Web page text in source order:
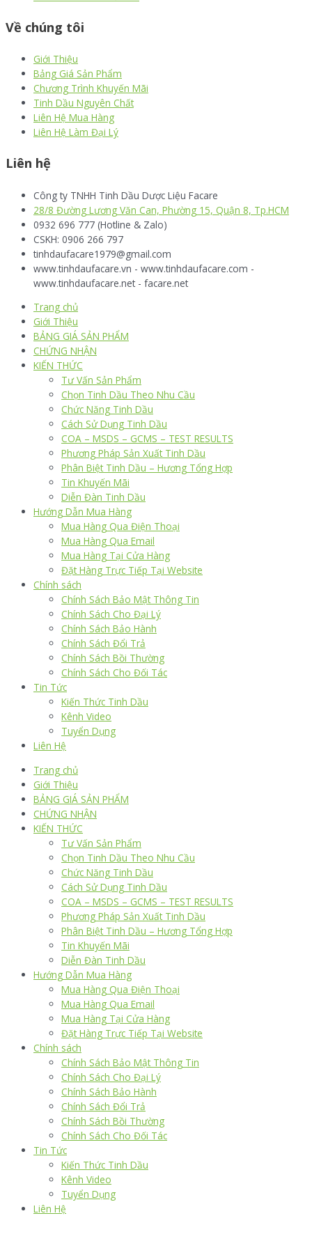
Về chúng tôi
Giới Thiệu
Bảng Giá Sản Phẩm
Chương Trình Khuyến Mãi
Tinh Dầu Nguyên Chất
Liên Hệ Mua Hàng
Liên Hệ Làm Đại Lý
Liên hệ
Công ty TNHH Tinh Dầu Dược Liệu Facare
28/8 Đường Lương Văn Can, Phường 15, Quận 8, Tp.HCM
0932 696 777 (Hotline & Zalo)
CSKH: 0906 266 797
tinhdaufacare1979@gmail.com
www.tinhdaufacare.vn - www.tinhdaufacare.com -
www.tinhdaufacare.net - facare.net
Trang chủ
Giới Thiệu
BẢNG GIÁ SẢN PHẨM
CHỨNG NHẬN
KIẾN THỨC
Tư Vấn Sản Phẩm
Chọn Tinh Dầu Theo Nhu Cầu
Chức Năng Tinh Dầu
Cách Sử Dụng Tinh Dầu
COA – MSDS – GCMS – TEST RESULTS
Phương Pháp Sản Xuất Tinh Dầu
Phân Biệt Tinh Dầu – Hương Tổng Hợp
Tin Khuyến Mãi
Diễn Đàn Tinh Dầu
Hướng Dẫn Mua Hàng
Mua Hàng Qua Điện Thoại
Mua Hàng Qua Email
Mua Hàng Tại Cửa Hàng
Đặt Hàng Trực Tiếp Tại Website
Chính sách
Chính Sách Bảo Mật Thông Tin
Chính Sách Cho Đại Lý
Chính Sách Bảo Hành
Chính Sách Đổi Trả
Chính Sách Bồi Thường
Chính Sách Cho Đối Tác
Tin Tức
Kiến Thức Tinh Dầu
Kênh Video
Tuyển Dụng
Liên Hệ
Trang chủ
Giới Thiệu
BẢNG GIÁ SẢN PHẨM
CHỨNG NHẬN
KIẾN THỨC
Tư Vấn Sản Phẩm
Chọn Tinh Dầu Theo Nhu Cầu
Chức Năng Tinh Dầu
Cách Sử Dụng Tinh Dầu
COA – MSDS – GCMS – TEST RESULTS
Phương Pháp Sản Xuất Tinh Dầu
Phân Biệt Tinh Dầu – Hương Tổng Hợp
Tin Khuyến Mãi
Diễn Đàn Tinh Dầu
Hướng Dẫn Mua Hàng
Mua Hàng Qua Điện Thoại
Mua Hàng Qua Email
Mua Hàng Tại Cửa Hàng
Đặt Hàng Trực Tiếp Tại Website
Chính sách
Chính Sách Bảo Mật Thông Tin
Chính Sách Cho Đại Lý
Chính Sách Bảo Hành
Chính Sách Đổi Trả
Chính Sách Bồi Thường
Chính Sách Cho Đối Tác
Tin Tức
Kiến Thức Tinh Dầu
Kênh Video
Tuyển Dụng
Liên Hệ